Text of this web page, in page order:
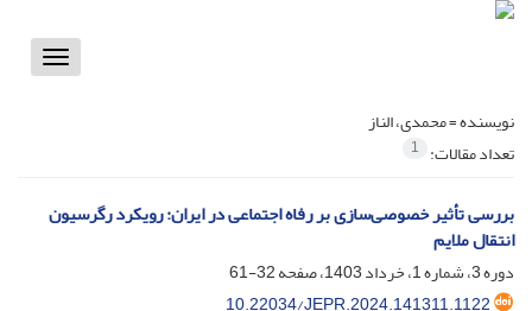
Toggle
نویسنده =محمدی، الناز
تعداد مقالات: 1
بررسی تأثیر خصوصی‌سازی بر رفاه اجتماعی در ایران: رویکرد رگرسیون
انتقال ملایم
دوره 3، شماره 1، خرداد 1403، صفحه
32-61
10.22034/JEPR.2024.141311.1122